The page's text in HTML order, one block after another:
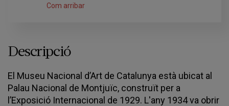
Com arribar
Descripció
El Museu Nacional d’Art de Catalunya està ubicat al
Palau Nacional de Montjuïc, construït per a
l’Exposició Internacional de 1929. L'any 1934 va obrir